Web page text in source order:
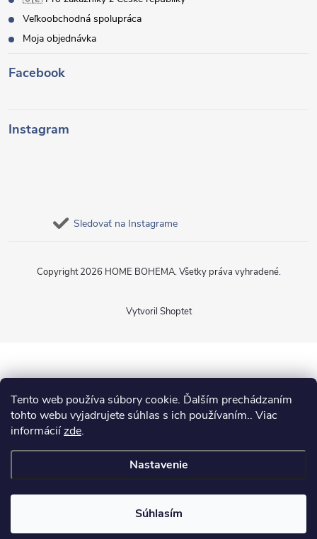
Tento web používa súbory cookie. Ďalším prechádzaním
tohto webu vyjadrujete súhlas s ich používaním.. Viac
informáciízde.
Nastavenie
Súhlasím
Veľkoobchodná spolupráca
Moja objednávka
Facebook
Instagram
Sledovať na Instagrame
Vytvoril Shoptet
Copyright 2026 HOME BOHEMA. Všetky práva vyhradené.